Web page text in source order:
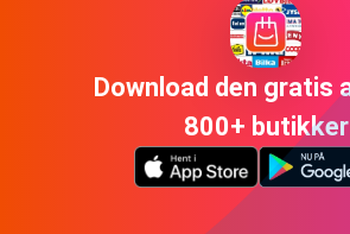
Download den gratis
800+ butikker